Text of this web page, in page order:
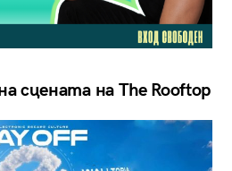
сцената на The Rooftop